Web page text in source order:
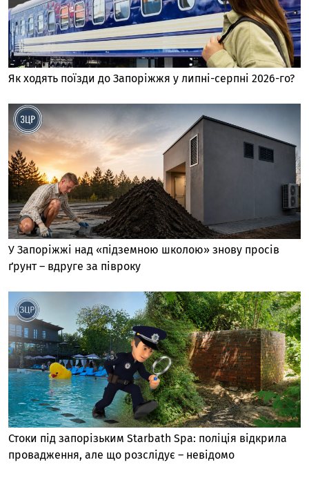
Як ходять поїзди до Запоріжжя у липні-серпні 2026-го?
У Запоріжжі над «підземною школою» знову просів
ґрунт – вдруге за півроку
Стоки під запорізьким Starbath Spa: поліція відкрила
провадження, але що розслідує – невідомо